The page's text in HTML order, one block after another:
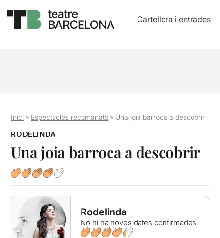
Cartellera i entrades
Inici » Espectacles recomanats » Una joia barroca a descobrir
RODELINDA
Una joia barroca a descobrir
Rodelinda
No hi ha noves dates confirmades